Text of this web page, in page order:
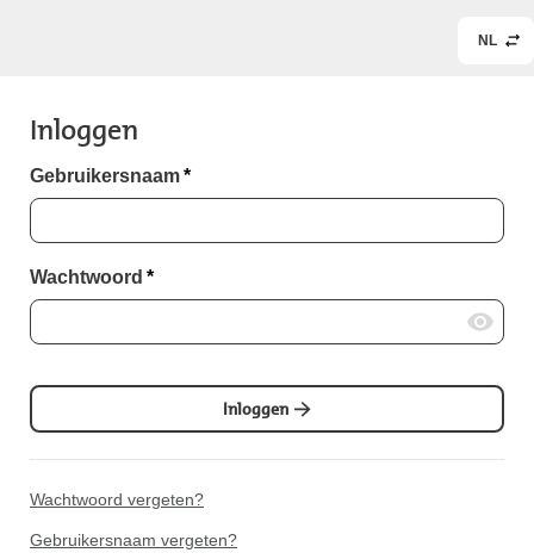
NL
Inloggen
Gebruikersnaam*
Wachtwoord *
Inloggen
Wachtwoord vergeten?
Gebruikersnaam vergeten?